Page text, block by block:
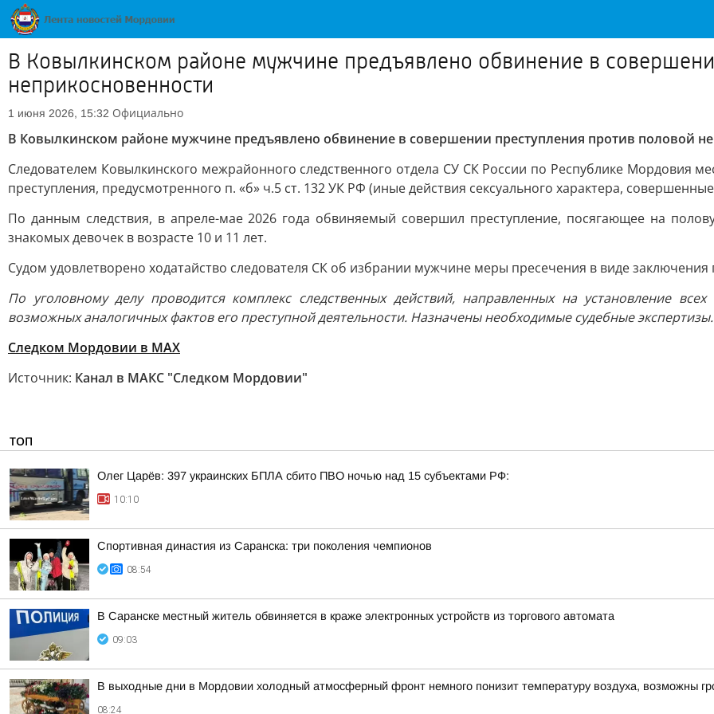
В Ковылкинском районе мужчине предъявлено обвинение в
неприкосновенности
1 июня 2026, 15:32 Официально
В Ковылкинском районе мужчине предъявлено обвинение в совершении преступления против половой
Следователем Ковылкинского межрайонного следственного отдела СУ СК России по Республике Мордовия
преступления, предусмотренного п. «б» ч.5 ст. 132 УК РФ (иные действия сексуального характера,
По данным следствия, в апреле-мае 2026 года обвиняемый совершил преступление, посягающее на
знакомых девочек в возрасте 10 и 11 лет.
Судом удовлетворено ходатайство следователя СК об избрании мужчине меры пресечения в виде заключения
По уголовному делу проводится комплекс следственных действий, направленных на установление
возможных аналогичных фактов его преступной деятельности. Назначены необходимые судебные экспертизы.
Следком Мордовии в MAX
Источник: Канал в МАКС "Следком Мордовии"
ТОП
Олег Царёв: 397 украинских БПЛА сбито ПВО ночью над 15 субъектами РФ:
10:10
Спортивная династия из Саранска: три поколения чемпионов
08:54
В Саранске местный житель обвиняется в краже электронных устройств из торгового автомата
09:03
В выходные дни в Мордовии холодный атмосферный фронт немного понизит температуру воздуха, возможны
08:24